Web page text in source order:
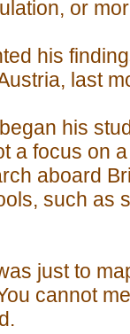
or
his
last
his
a focus on
aboard
such as
just to
cannot